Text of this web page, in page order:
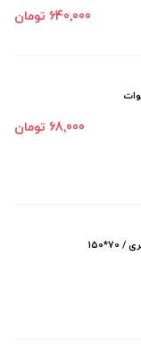
640٬000 تومان
68٬000 تومان